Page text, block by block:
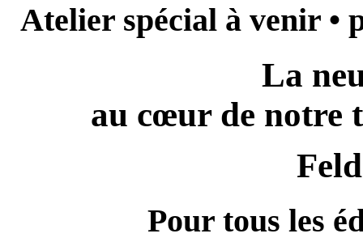
Atelier spécial à venir •
La
au cœur de notre
Pour tous les